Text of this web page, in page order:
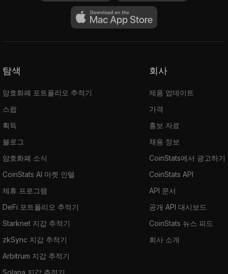
탐색
암호화폐 포트폴리오 추적기
스왑
획득
블로그
암호화폐 소식
CoinStats AI 마켓 인텔
제휴 프로그램
DeFi 포트폴리오 추적기
Starknet 지갑 추적기
zkSync 지갑 추적기
Arbitrum 지갑 추적기
Solana 지갑 추적기
회사
제품 업데이트
가격
홍보 자료
채용 정보
CoinStats에서 광고하기
CoinStats API
API 문서
공개 API 대시보드
CoinStats 뉴스 피드
회사 소개